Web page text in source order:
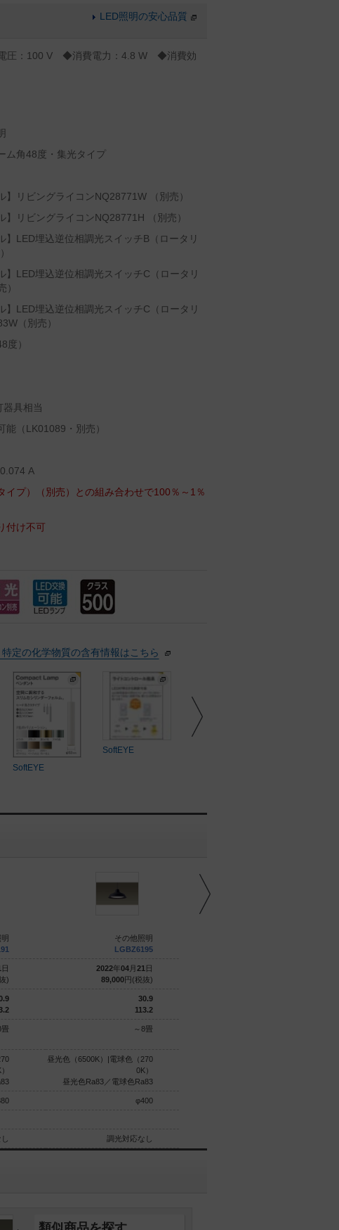
LED照明の安心品質
圧：100 V ◆消費電力：4.8 W ◆消費効
ム角48度・集光タイプ
】リビングライコンNQ28771W （別売）
】リビングライコンNQ28771H （別売）
】LED埋込逆位相調光スイッチB（ロータリ
】LED埋込逆位相調光スイッチC（ロータリ
）
】LED埋込逆位相調光スイッチC（ロータリ
（別売）
度）
具相当
（LK01089・別売）
A
プ）（別売）との組み合わせで100％～1％
け不可
定の化学物質の含有情報はこちら
SoftEYE
SoftEYE
日
)
畳
その他照明
LGBZ6195
2022年04月 21 日
89,000円(税抜)
30.9
113.2
～8畳
昼光色（6500K）|電球色（270
0K）
昼光色Ra83／電球色Ra83
φ400
調光対応なし